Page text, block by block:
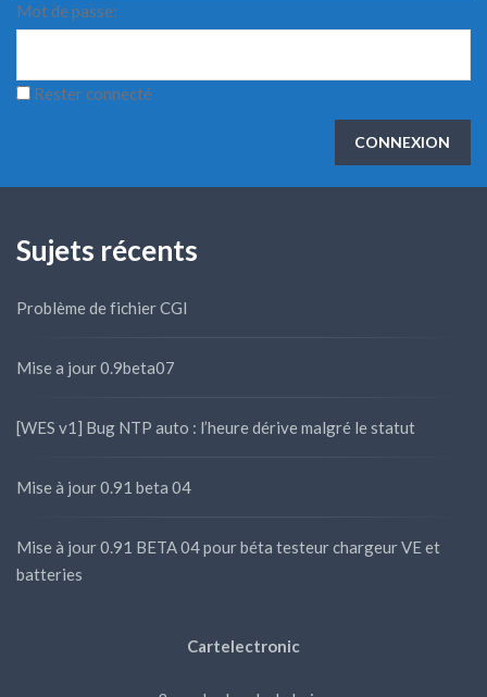
Mot de passe:
Rester connecté
CONNEXION
Sujets récents
Problème de fichier CGI
Mise a jour 0.9beta07
[WES v1] Bug NTP auto : l’heure dérive malgré le statut
Mise à jour 0.91 beta 04
Mise à jour 0.91 BETA 04 pour béta testeur chargeur VE et
batteries
Cartelectronic